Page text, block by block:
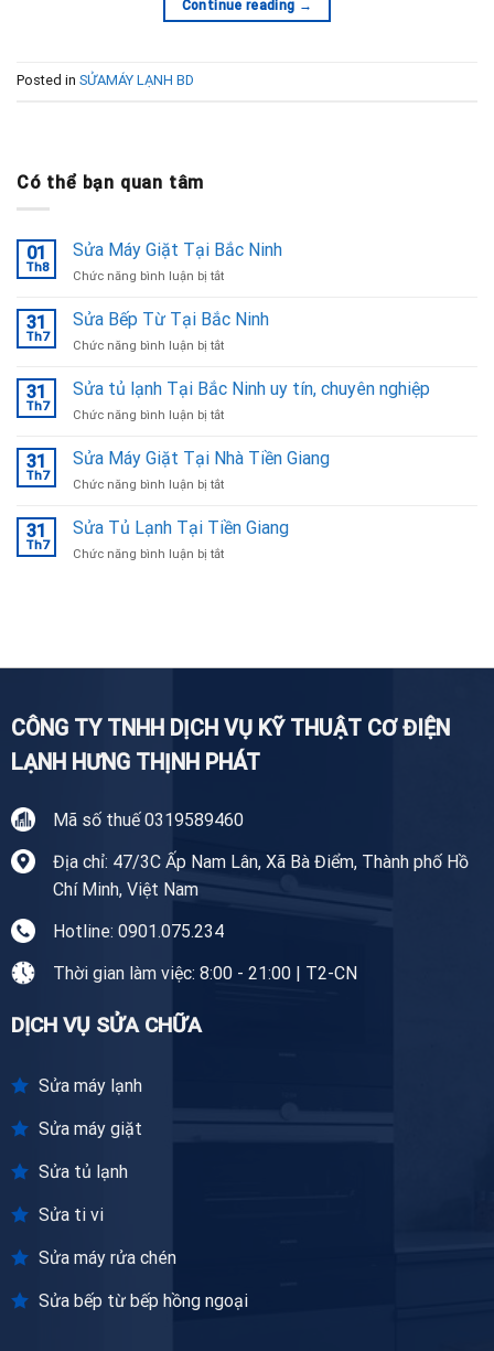
Continue reading →
Posted in SỬAMÁY LẠNH BD
Có thể bạn quan tâm
01
Th8
Sửa Máy Giặt Tại Bắc Ninh
Chức năng bình luận bị tắtở
Máy
Tại
Ninh
31
Th7
Sửa Bếp Từ Tại Bắc Ninh
Chức năng bình luận bị tắtở
Bếp
Tại
Ninh
31
Th7
Sửa tủ lạnh Tại Bắc Ninh uy tín, chuyên nghiệp
Chức năng bình luận bị tắtở
tủ
Tại
Ninh
31
Th7
Sửa Máy Giặt Tại Nhà Tiền Giang
Chức năng bình luận bị tắtở
Máy
Tại
31
Th7
Sửa Tủ Lạnh Tại Tiền Giang
Chức năng bình luận bị tắtở
Giang
CÔNG TY TNHH DỊCH VỤ KỸ THUẬT CƠ ĐIỆN
LẠNH HƯNG THỊNH PHÁT
Mã số thuế 0319589460
Địa chỉ: 47/3C Ấp Nam Lân, Xã Bà Điểm, Thành phố Hồ
Chí Minh, Việt Nam
Hotline: 0901.075.234
Thời gian làm việc: 8:00 - 21:00 | T2-CN
DỊCH VỤ SỬA CHỮA
Sửa máy lạnh
Sửa máy giặt
Sửa tủ lạnh
Sửa ti vi
Sửa máy rửa chén
Sửa bếp từ bếp hồng ngoại